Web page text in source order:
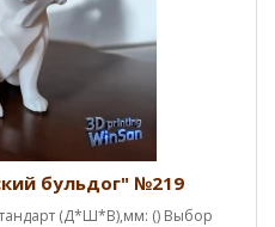
бульдог" №219
(Д*Ш*В),мм: () Выбор